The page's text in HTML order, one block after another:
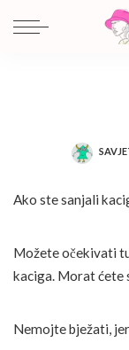
Ako ste sanjali
Možete očekivati
kaciga. Morat ćete
Nemojte bježati,